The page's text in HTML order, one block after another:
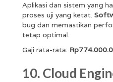
Aplikasi dan sistem yang
proses uji yang ketat.
bug dan memastikan
tetap optimal.
Gaji rata-rata:
10. Cloud